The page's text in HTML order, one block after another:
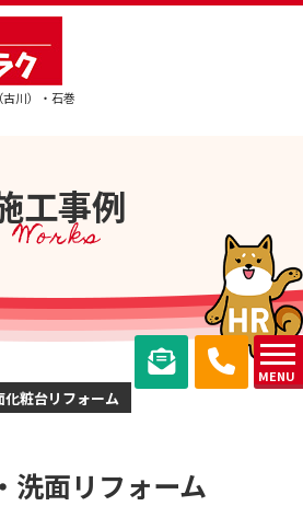
川）・石巻
MENU
工事例
Works
化粧台リフォーム
面リフォーム